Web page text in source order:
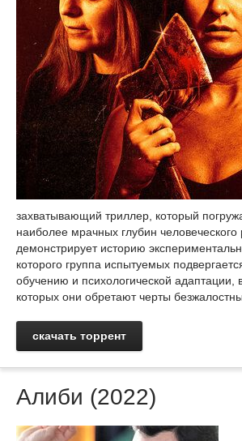
захватывающий триллер, который
наиболее мрачных глубин человеческого
демонстрирует историю
которого группа испытуемых
обучению и психологической адаптации,
которых они обретают черты
скачать торрент
Алиби (2022)